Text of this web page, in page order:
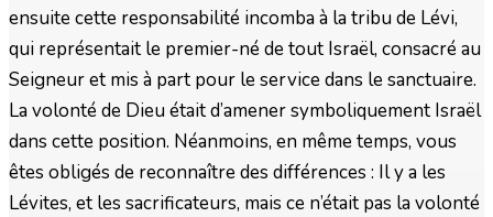
ensuite cette responsabilité incomba à la tribu de Lévi,
qui représentait le premier-né de tout Israël, consacré au
Seigneur et mis à part pour le service dans le sanctuaire.
La volonté de Dieu était d’amener symboliquement Israël
dans cette position. Néanmoins, en même temps, vous
êtes obligés de reconnaître des différences : Il y a les
Lévites, et les sacrificateurs, mais ce n’était pas la volonté